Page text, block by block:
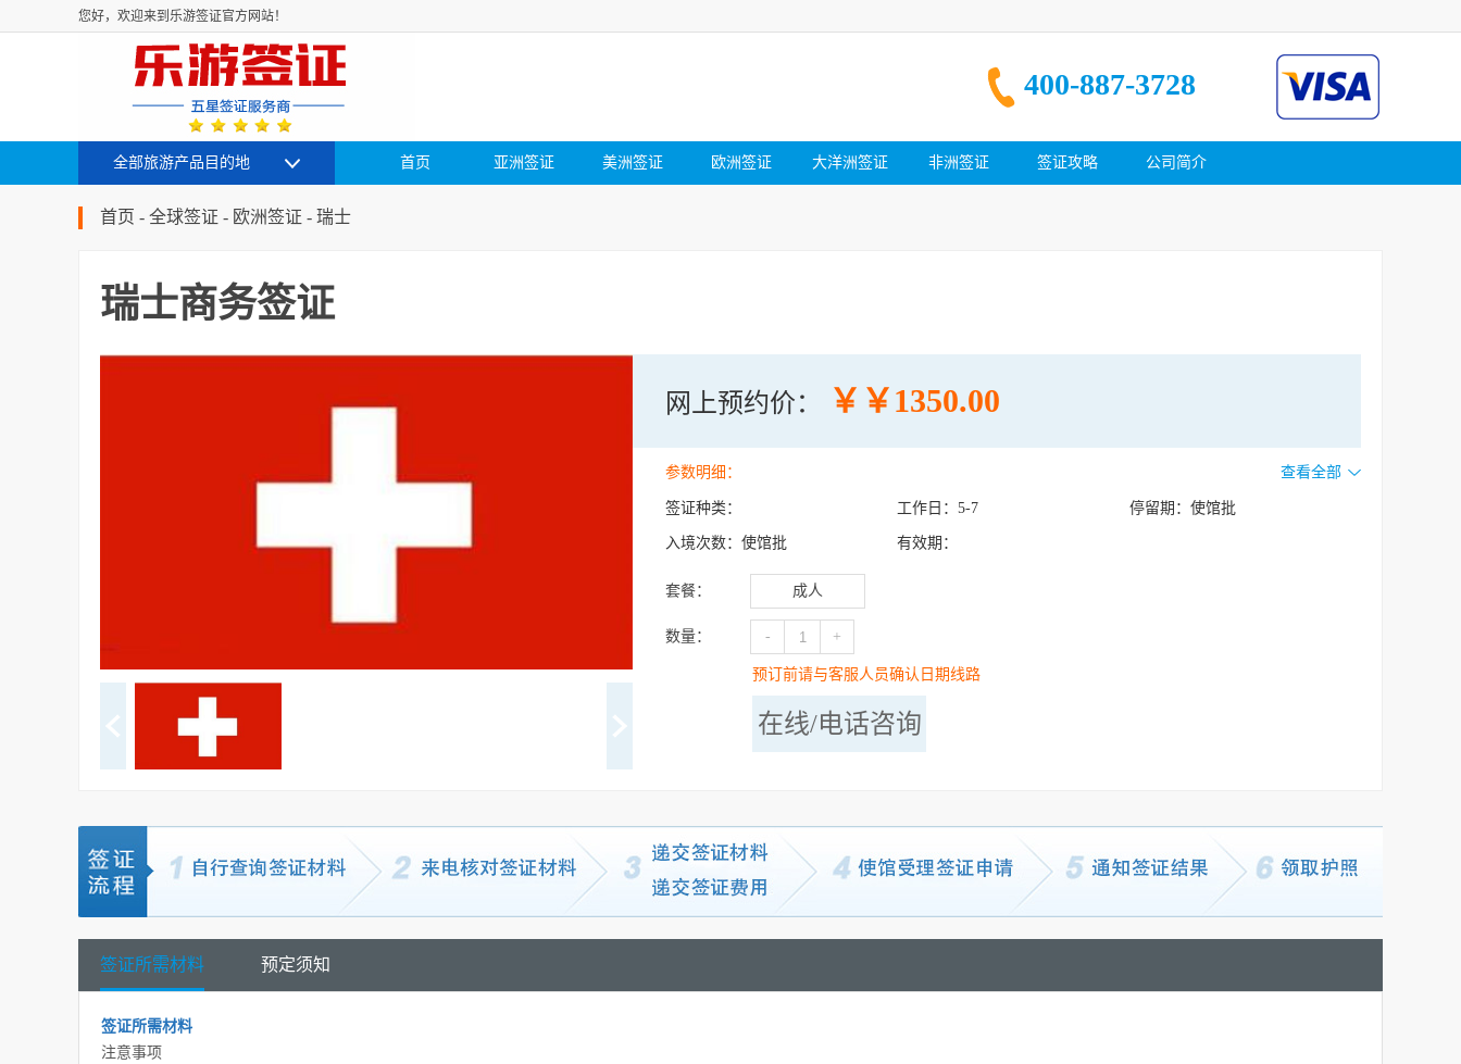
您好，欢迎来到乐游签证官方网站！
400-887-3728
全部旅游产品目的地 首页 亚洲签证 美洲签证 欧洲签证 大洋洲签证 非洲签证 签证攻略 公司简介
首页 - 全球签证 - 欧洲签证 - 瑞士
瑞士商务签证
网上预约价： ￥￥1350.00
参数明细： 查看全部
签证种类： 工作日：5-7 停留期： 使馆批
入境次数： 使馆批 有效期：
套餐： 成人
数量： - +
预订前请与客服人员确认日期线路
在线/电话咨询
签证所需材料 预定须知
签证所需材料
注意事项